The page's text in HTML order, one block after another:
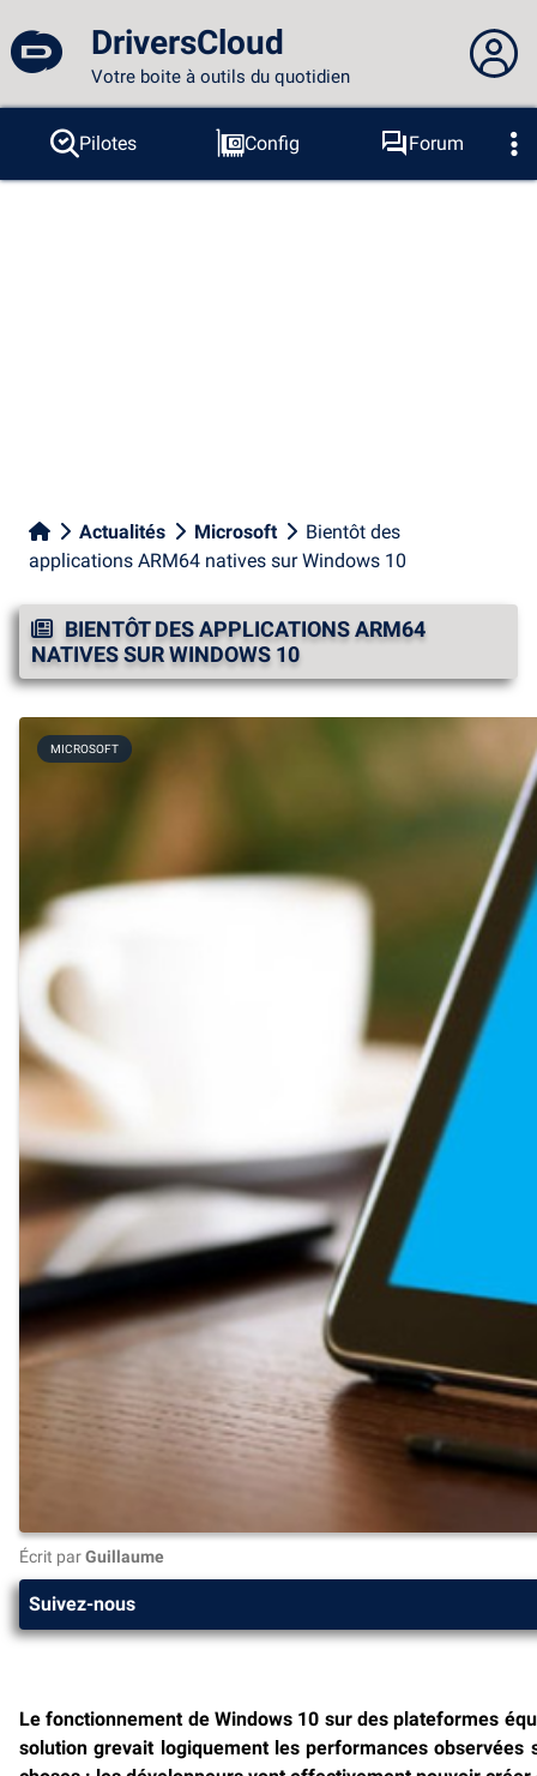
DriversCloud
Votre boite à outils du quotidien
Vous n'êtes pas connecté...
Connexion au site
Pilotes Config
Forum
Sondes
BSOD Outils
Actualités Microsoft
Bientôt des
applications ARM64 natives sur Windows 10
BIENTÔT DES APPLICATIONS ARM64
NATIVES SUR WINDOWS 10
MICROSOFT
Écrit parGuillaume
Suivez-nous
Le fonctionnement de Windows 10 sur des plateformes
solution grevait logiquement les performances